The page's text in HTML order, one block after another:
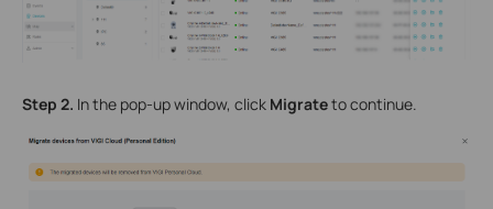
Step 2. In the pop-up window, click Migrateto continue.